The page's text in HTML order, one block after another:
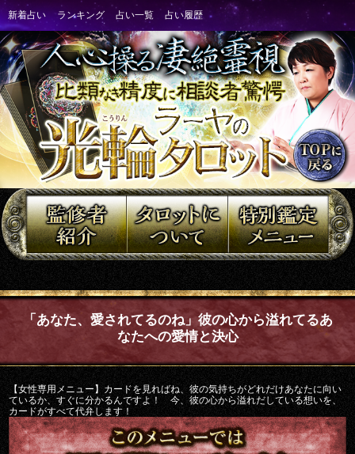
「あなた、愛されてるのね」彼の心から溢れてるあ
なたへの愛情と決心
【女性専用メニュー】カードを見ればね、彼の気持ちがどれだけあなたに向い
ているか、すぐに分かるんですよ！ 今、彼の心から溢れだしている想いを、
カードがすべて代弁します！